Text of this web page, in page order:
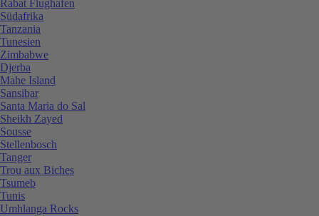
Rabat Flughafen
Südafrika
Tanzania
Tunesien
Zimbabwe
Djerba
Mahe Island
Sansibar
Santa Maria do Sal
Sheikh Zayed
Sousse
Stellenbosch
Tanger
Trou aux Biches
Tsumeb
Tunis
Umhlanga Rocks